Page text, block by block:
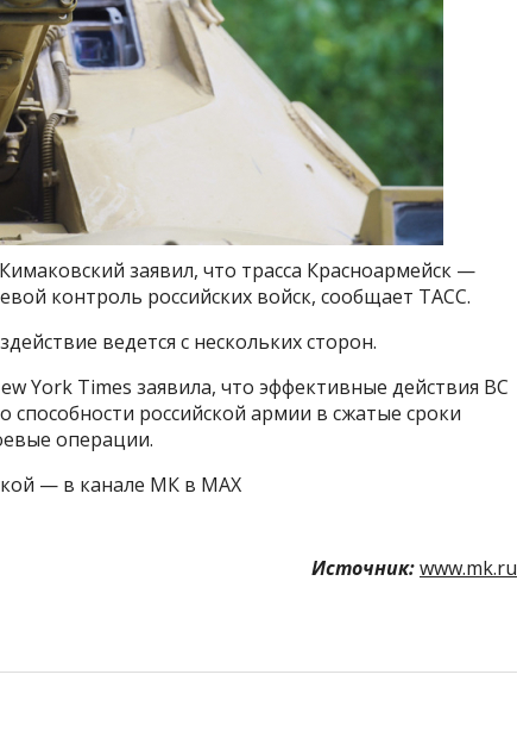
заявил, что трасса Красноармейск —
контроль российских войск, сообщает ТАСС.
ведется с нескольких сторон.
York Times заявила, что эффективные действия ВС
способности российской армии в сжатые сроки
операции.
— в канале МК в MAX
Источник:www.mk.ru